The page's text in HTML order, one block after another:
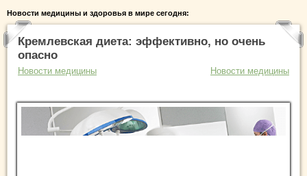
Новости медицины и здоровья в мире сегодня:
Кремлевская диета: эффективно, но очень
опасно
Новости медицины Новости медицины